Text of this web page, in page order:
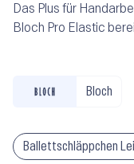
Das Plus für
Bloch Pro Elastic
Bloch
Ballettschläppchen